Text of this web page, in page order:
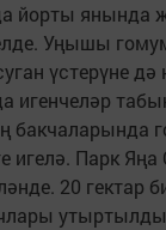
йорты янында
Уңышы
үстерүне
игенчеләр
бакчаларында
игелә. Парк Яңа
20 гектар